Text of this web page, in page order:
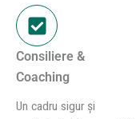
Consiliere &
Coaching
Un cadru sigur și